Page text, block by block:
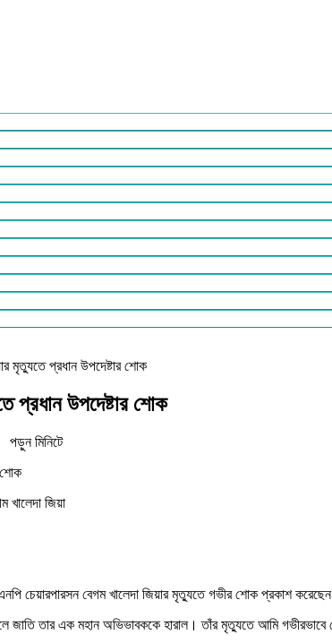
মৃত্যুতে প্রধান উপদেষ্টার শোক
প্রধান উপদেষ্টার শোক
পড়ুনমিনিটে
খালেদা জিয়া
চেয়ারপারসন বেগম খালেদা জিয়ার মৃত্যুতে গভীর শোক প্রকাশ
জাতি তার এক মহান অভিভাবককে হারাল। তাঁর মৃত্যুতে আমি